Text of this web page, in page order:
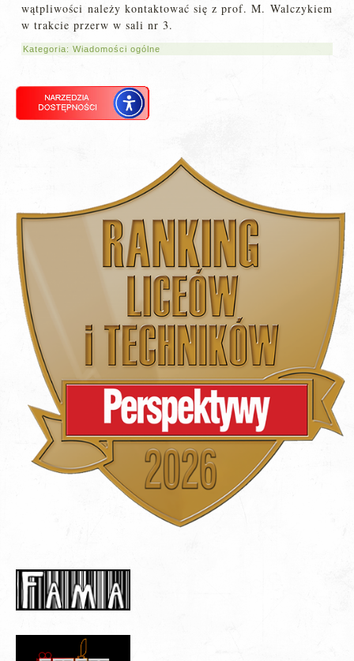
wątpliwości należy kontaktować się z prof. M. Walczykiem
w trakcie przerw w sali nr 3.
Kategoria:Wiadomości ogólne